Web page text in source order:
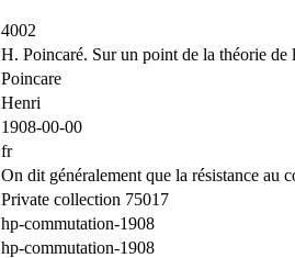
4002
H. Poincaré. Sur un point de la théorie de
Poincare
Henri
1908-00-00
fr
On dit généralement que la résistance au
Private collection 75017
hp-commutation-1908
hp-commutation-1908